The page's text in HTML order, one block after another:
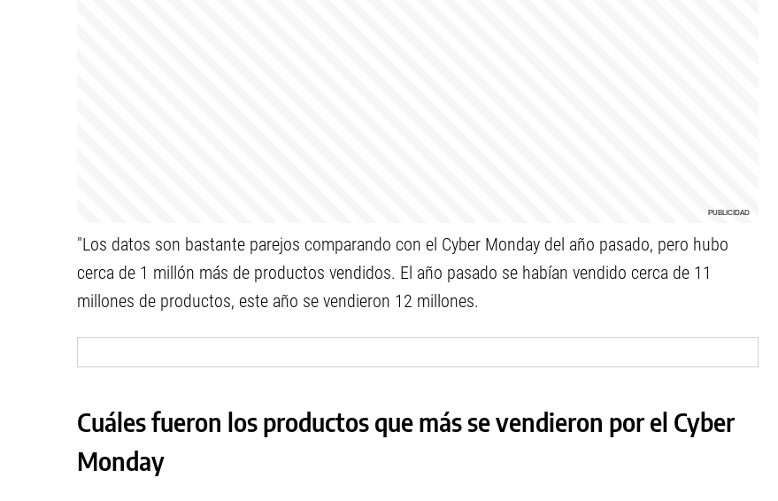
"Los datos son bastante parejos comparando con el Cyber Monday del año pasado, pero hubo
cerca de 1 millón más de productos vendidos. El año pasado se habían vendido cerca de 11
millones de productos, este año se vendieron 12 millones.
Cuáles fueron los productos que más se vendieron por el Cyber
Monday